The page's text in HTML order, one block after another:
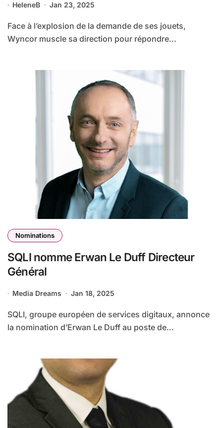
président Europe et Moyen-Orient et
Paul Frost Perez, Directeur du
développement produits
HeleneB Jan 23, 2025
Face à l’explosion de la demande de ses jouets,
Wyncor muscle sa direction pour répondre...
Nominations
SQLI nomme Erwan Le Duff Directeur
Général
Media Dreams Jan 18, 2025
SQLI, groupe européen de services digitaux, annonce
la nomination d’Erwan Le Duff au poste de...